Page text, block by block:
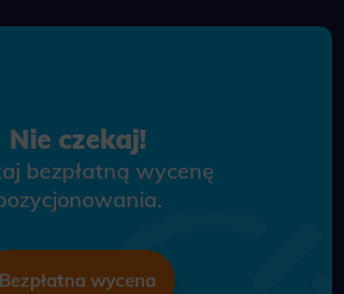
Nie czekaj!
bezpłatną wycenę
Bezpłatna wycena